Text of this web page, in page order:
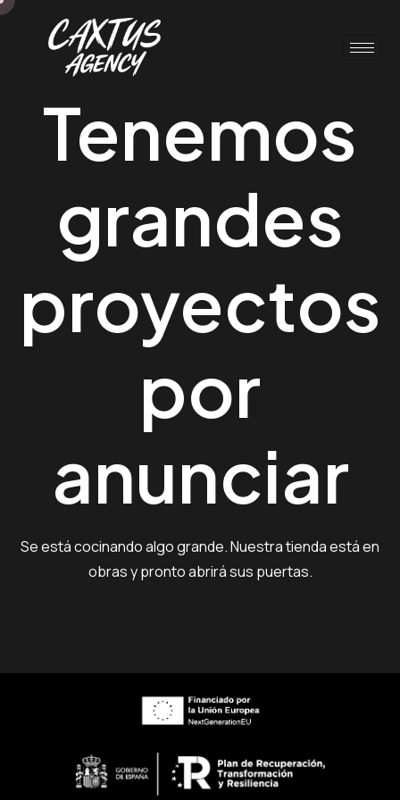
Tenemos
grandes
proyectos
por
anunciar
Se está cocinando algo grande. Nuestra tienda está en
obras y pronto abrirá sus puertas.